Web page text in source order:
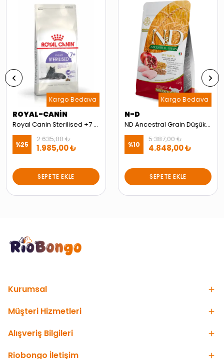
Kargo Bedava
ROYAL-CANİN
Royal Canin Sterilised +7 Kısırlaştırılmış 7 Yaş Üzeri Kedi Maması 3,5kg
%25
2.635,00 ₺
1.985,00 ₺
SEPETE EKLE
Kargo Bedava
N-D
ND Ancestral Grain Düşük Tahıllı Tavuk ve Narlı Kısırlaştırılmış Kedi Maması 10kg
%10
5.387,00 ₺
4.848,00 ₺
SEPETE EKLE
Kurumsal
Müşteri Hizmetleri
Alışveriş Bilgileri
Riobongo İletişim